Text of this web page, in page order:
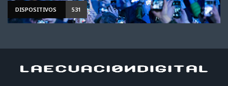
DISPOSITIVOS 531